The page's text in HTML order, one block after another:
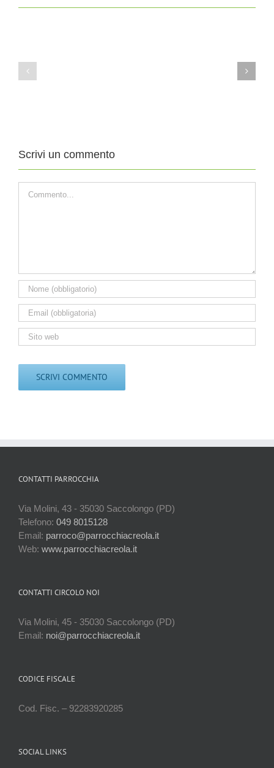
Scrivi un commento
CONTATTI PARROCCHIA
Via Molini, 43 - 35030 Saccolongo (PD)
Telefono: 049 8015128
Email: parroco@parrocchiacreola.it
Web: www.parrocchiacreola.it
CONTATTI CIRCOLO NOI
Via Molini, 45 - 35030 Saccolongo (PD)
Email: noi@parrocchiacreola.it
CODICE FISCALE
Cod. Fisc. – 92283920285
SOCIAL LINKS